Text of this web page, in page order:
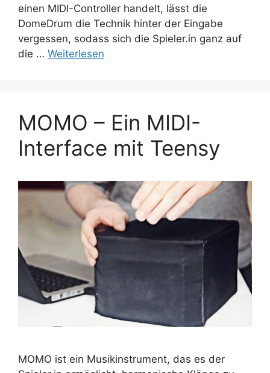
einen MIDI-Controller handelt, lässt die
DomeDrum die Technik hinter der Eingabe
vergessen, sodass sich die Spieler.in ganz auf
die … Weiterlesen
MOMO – Ein MIDI-
Interface mit Teensy
MOMO ist ein Musikinstrument, das es der